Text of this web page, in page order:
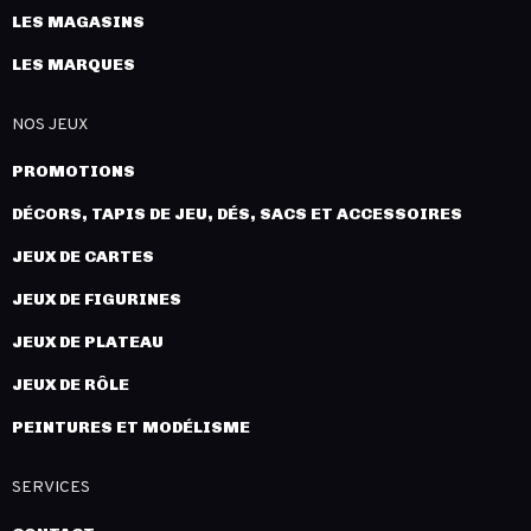
LES MAGASINS
LES MARQUES
NOS JEUX
PROMOTIONS
DÉCORS, TAPIS DE JEU, DÉS, SACS ET ACCESSOIRES
JEUX DE CARTES
JEUX DE FIGURINES
JEUX DE PLATEAU
JEUX DE RÔLE
PEINTURES ET MODÉLISME
SERVICES